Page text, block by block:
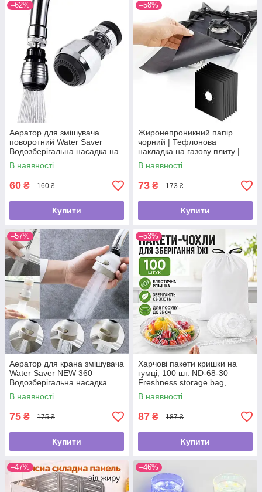
–62%
Аератор для змішувача
поворотний Water Saver
Водозберігальна насадка на
кран
В наявності
60 ₴ 160 ₴
Купити
–58%
Жиронепроникний папір
чорний | Тефлонова
накладка на газову плиту |
Захисний папір для плити
В наявності
73 ₴ 173 ₴
Купити
–57%
Аератор для крана змішувача
Water Saver NEW 360
Водозберігальна насадка
В наявності
75 ₴ 175 ₴
Купити
–53%
Харчові пакети кришки на
гумці, 100 шт. ND-68-30
Freshness storage bag,
Прозорі/Політиленові пакети
для їжі
В наявності
87 ₴ 187 ₴
Купити
–47% –46%